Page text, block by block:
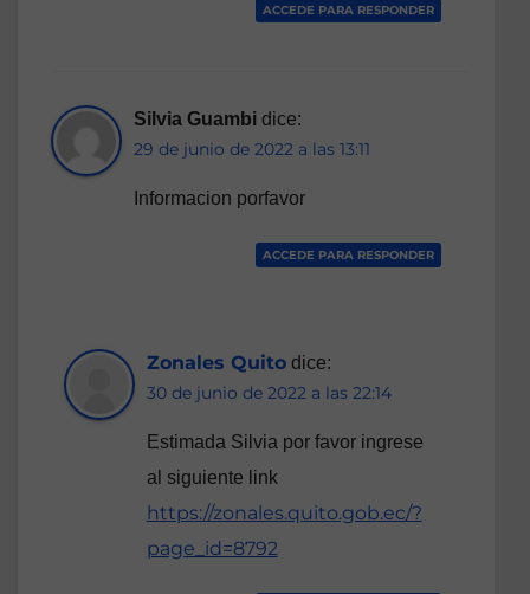
ACCEDE PARA RESPONDER
Silvia Guambi dice:
29 de junio de 2022 a las 13:11
Informacion porfavor
ACCEDE PARA RESPONDER
Zonales Quito dice:
30 de junio de 2022 a las 22:14
Estimada Silvia por favor ingrese
al siguiente link
https://zonales.quito.gob.ec/?
page_id=8792